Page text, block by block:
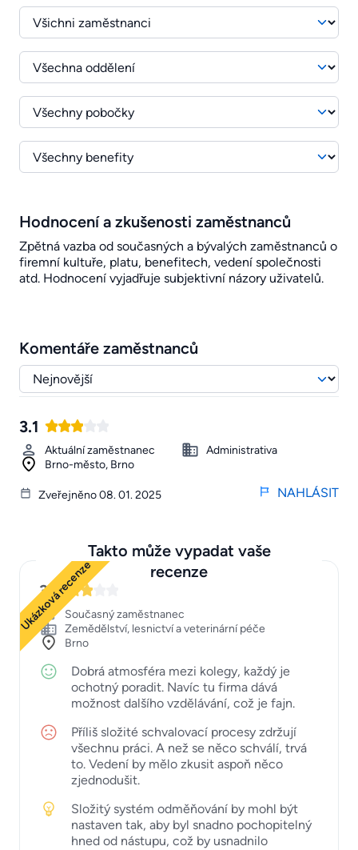
Hodnocení a zkušenosti zaměstnanců
Zpětná vazba od současných a bývalých zaměstnanců o
firemní kultuře, platu, benefitech, vedení společnosti
atd. Hodnocení vyjadřuje subjektivní názory uživatelů.
Komentáře zaměstnanců
3.1
Aktuální zaměstnanec
Administrativa
Brno-město, Brno
Zveřejněno 08. 01. 2025 NAHLÁSIT
Takto může vypadat vaše
recenze
Ukázková recenze
3
Současný zaměstnanec
Zemědělství, lesnictví a veterinární péče
Brno
Dobrá atmosféra mezi kolegy, každý je
ochotný poradit. Navíc tu firma dává
možnost dalšího vzdělávání, což je fajn.
Příliš složité schvalovací procesy zdržují
všechnu práci. A než se něco schválí, trvá
to. Vedení by mělo zkusit aspoň něco
zjednodušit.
Složitý systém odměňování by mohl být
nastaven tak, aby byl snadno pochopitelný
hned od nástupu, což by usnadnilo